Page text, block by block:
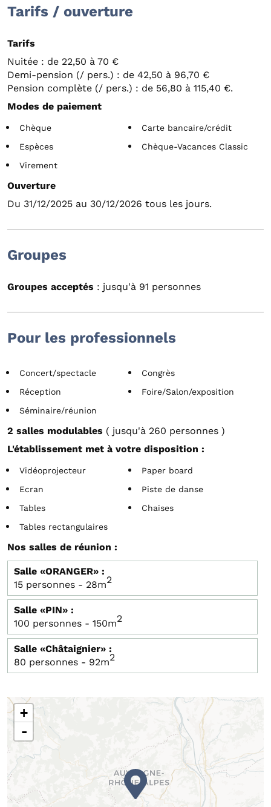
Tarifs / ouverture
Tarifs
Nuitée : de 22,50 à 70 €
Demi-pension (/ pers.) : de 42,50 à 96,70 €
Pension complète (/ pers.) : de 56,80 à 115,40 €.
Modes de paiement
Chèque
Carte bancaire/crédit
Espèces
Chèque-Vacances Classic
Virement
Ouverture
Du 31/12/2025 au 30/12/2026 tous les jours.
Groupes
Groupes acceptés : jusqu'à 91 personnes
Pour les professionnels
Concert/spectacle
Congrès
Réception
Foire/Salon/exposition
Séminaire/réunion
2 salles modulables ( jusqu'à 260 personnes )
L'établissement met à votre disposition :
Vidéoprojecteur
Paper board
Ecran
Piste de danse
Tables
Chaises
Tables rectangulaires
Nos salles de réunion :
Salle «ORANGER» :
15 personnes - 28m2
Salle «PIN» :
100 personnes - 150m2
Salle «Châtaignier» :
80 personnes - 92m2
+
-